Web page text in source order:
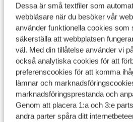
Dessa är små textfiler som
webbläsare när du besöker vår
använder funktionella cookies som
säkerställa att webbplatsen
väl. Med din tillåtelse använder vi
också analytiska cookies för att
preferenscookies för att komma
lämnar och
marknadsföringsprestanda och
Genom att placera 1:a och 3:e
andra parter spåra ditt
doen. Niet aan te raden voor
Visa alla 2
Läge
Visa på